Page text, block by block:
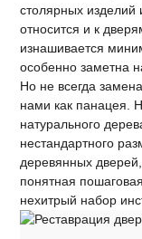
столярных
относится и к
изнашивается
особенно заметна
Но не всегда
нами как панацея.
натурального
нестандартного
деревянных
понятная
нехитрый набор